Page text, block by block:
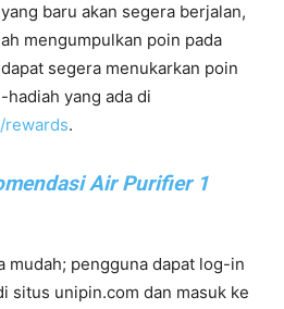
baru akan segera berjalan,
mengumpulkan poin pada
segera menukarkan poin
yang ada di
rewards.
Air Purifier 1
mudah; pengguna dapat log-in
situs unipin.com dan masuk ke